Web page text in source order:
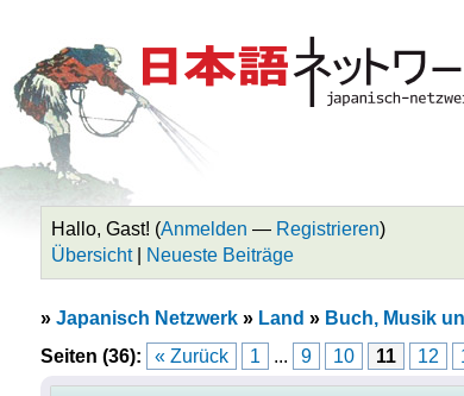
Hallo, Gast! (Anmelden — Registrieren)
Übersicht| Neueste Beiträge
» Japanisch Netzwerk» Land » Buch, Musik
Seiten (36):
« Zurück 1 ... 9 10 11 12